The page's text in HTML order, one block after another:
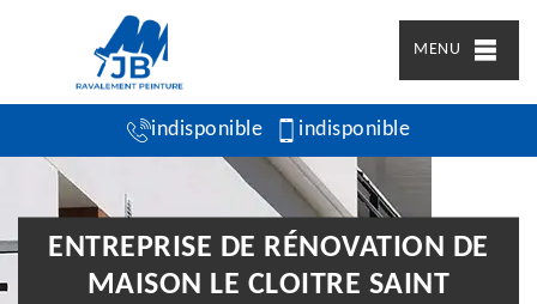
MENU
indisponible indisponible
ENTREPRISE DE RÉNOVATION DE
MAISON LE CLOITRE SAINT